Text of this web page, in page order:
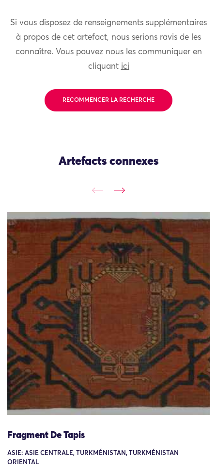
Si vous disposez de renseignements supplémentaires
à propos de cet artefact, nous serions ravis de les
connaître. Vous pouvez nous les communiquer en
cliquant ici
RECOMMENCER LA RECHERCHE
Artefacts connexes
Fragment De Tapis
ASIE: ASIE CENTRALE, TURKMÉNISTAN, TURKMÉNISTAN
ORIENTAL